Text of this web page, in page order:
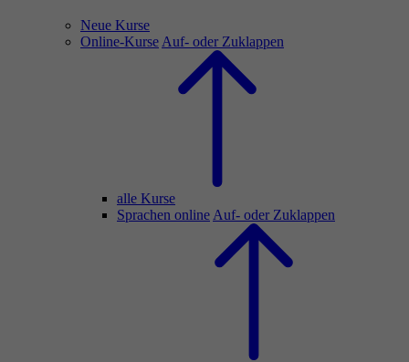
Neue Kurse
Online-Kurse Auf- oder Zuklappen
alle Kurse
Sprachen online Auf- oder Zuklappen